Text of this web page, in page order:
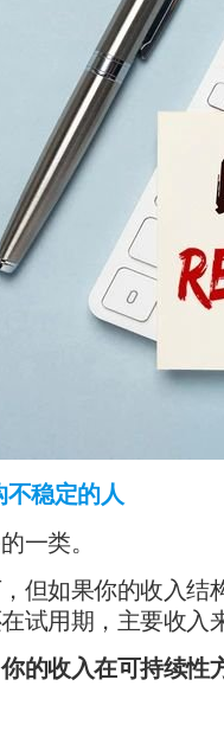
不稳定的人
一类。
但如果你的收入结
试用期，主要收入
的收入在可持续